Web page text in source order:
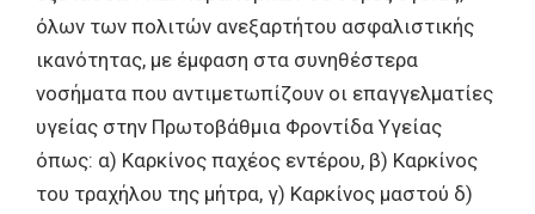
όλων των πολιτών ανεξαρτήτου ασφαλιστικής
ικανότητας, με έμφαση στα συνηθέστερα
νοσήματα που αντιμετωπίζουν οι επαγγελματίες
υγείας στην Πρωτοβάθμια Φροντίδα Υγείας
όπως: α) Καρκίνος παχέος εντέρου, β) Καρκίνος
του τραχήλου της μήτρα, γ) Καρκίνος μαστού δ)